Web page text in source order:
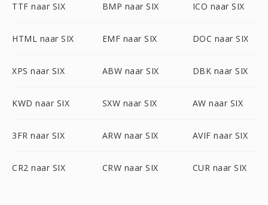
TTF naar SIX BMP naar SIX ICO naar SIX
HTML naar SIX EMF naar SIX DOC naar SIX
XPS naar SIX ABW naar SIX DBK naar SIX
KWD naar SIX SXW naar SIX AW naar SIX
3FR naar SIX ARW naar SIX AVIF naar SIX
CR2 naar SIX CRW naar SIX CUR naar SIX